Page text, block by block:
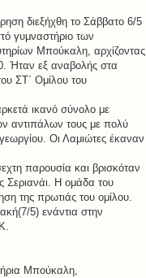
διεξήχθη το Σάββατο 6/5
γυμναστήριο των
Μπούκαλη, αρχίζοντας
Ήταν εξ αναβολής στα
ΣΤ΄ Ομίλου του
ικανό σύνολο με
αντιπάλων τους με πολύ
Οι Λαμιώτες έκαναν
παρουσία και βρισκόταν
Σεριανάι. Η ομάδα του
της πρωτιάς του ομίλου.
5) ενάντια στην
Μπούκαλη,